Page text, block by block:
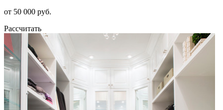
от 50 000 руб.
Рассчитать